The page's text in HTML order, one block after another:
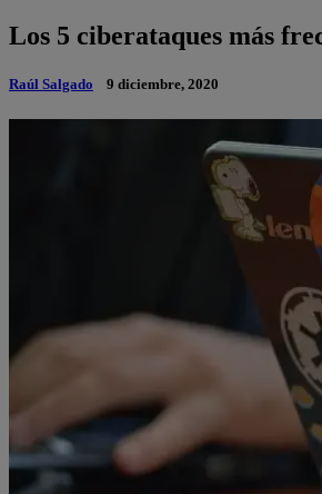
Los 5 ciberataques más
Raúl Salgado 9 diciembre, 2020